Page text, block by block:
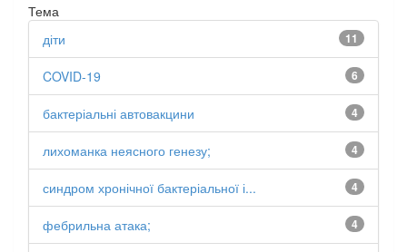
Тема
11
діти
6
COVID-19
4
бактеріальні автовакцини
4
лихоманка неясного генезу;
4
синдром хронічної бактеріальної і...
4
фебрильна атака;